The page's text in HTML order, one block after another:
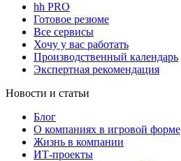
hh PRO
Готовое резюме
Все сервисы
Хочу у вас работать
Производственный календарь
Экспертная рекомендация
Новости и статьи
Блог
О компаниях в игровой форме
Жизнь в компании
ИТ-проекты